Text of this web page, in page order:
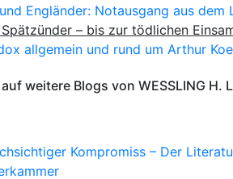
Engländer: Notausgang aus dem
– bis zur tödlichen
allgemein und rund um Arthur
weitere Blogs von WESSLING H.
Kompromiss – Der